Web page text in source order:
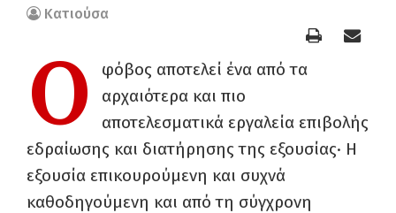
Κατιούσα
Ο
φόβος αποτελεί ένα από τα
αρχαιότερα και πιο
αποτελεσματικά εργαλεία επιβολής
εδραίωσης και διατήρησης της εξουσίας· Η
εξουσία επικουρούμενη και συχνά
καθοδηγούμενη και από τη σύγχρονη